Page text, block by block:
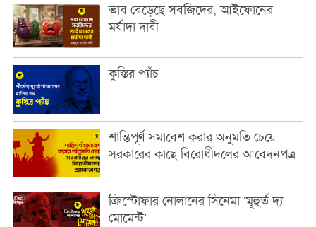
ভাব বেড়েছে সবজিদের, আইফোনের
মর্যাদা দাবী
কুস্তির প্যাঁচ
শান্তিপূর্ণ সমাবেশ করার অনুমতি চেয়ে
সরকারের কাছে বিরোধীদলের আবেদনপত্র
ক্রিস্টোফার নোলানের সিনেমা ‘মূহুর্ত দ্য
মোমেন্ট’